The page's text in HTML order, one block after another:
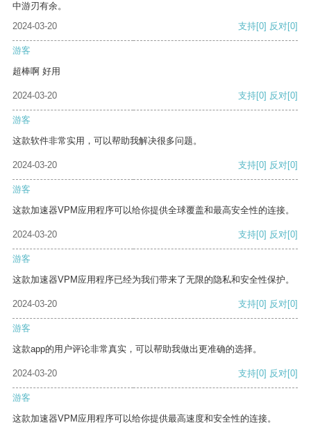
中游刃有余。
2024-03-20
支持[0] 反对[0]
游客
超棒啊 好用
2024-03-20 支持[0] 反对[0]
游客
这款软件非常实用，可以帮助我解决很多问题。
2024-03-20 支持[0] 反对[0]
游客
这款加速器VPM应用程序可以给你提供全球覆盖和最高安全性的连接。
2024-03-20 支持[0] 反对[0]
游客
这款加速器VPM应用程序已经为我们带来了无限的隐私和安全性保护。
2024-03-20 支持[0] 反对[0]
游客
这款app的用户评论非常真实，可以帮助我做出更准确的选择。
2024-03-20 支持[0] 反对[0]
游客
这款加速器VPM应用程序可以给你提供最高速度和安全性的连接。